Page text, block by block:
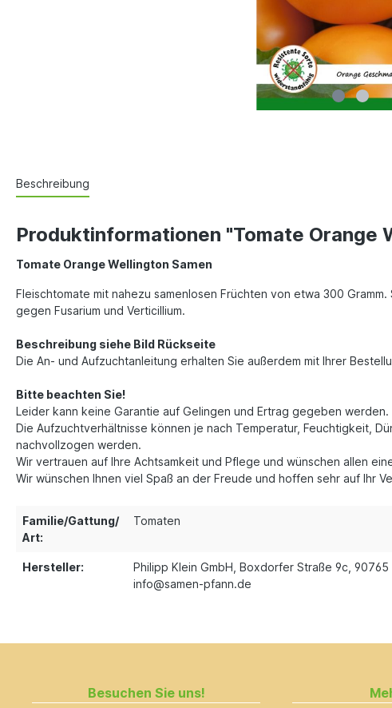
Beschreibung
Produktinformationen "Tomate Orange
Tomate Orange Wellington Samen
Fleischtomate mit nahezu samenlosen Früchten von etwa 300
gegen Fusarium und Verticillium.
Beschreibung siehe Bild Rückseite
Die An- und Aufzuchtanleitung erhalten Sie außerdem mit Ihrer
Bitte beachten Sie!
Leider kann keine Garantie auf Gelingen und Ertrag gegeben werden.
Die Aufzuchtverhältnisse können je nach Temperatur, Feuchtigkeit,
nachvollzogen werden.
Wir vertrauen auf Ihre Achtsamkeit und Pflege und wünschen allen
Wir wünschen Ihnen viel Spaß an der Freude und hoffen sehr auf Ihr
Familie/Gattung/
Art:
Tomaten
Hersteller:
Philipp Klein GmbH, Boxdorfer Straße 9c, 90765
info@samen-pfann.de
Besuchen Sie uns!